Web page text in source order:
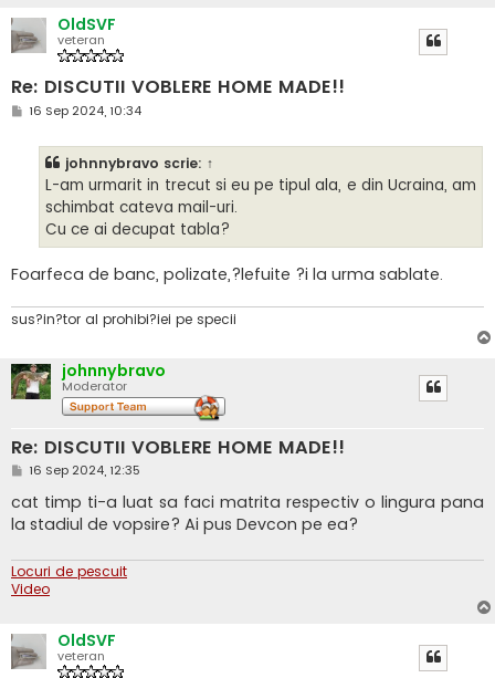
OldSVF
veteran
Re: DISCUTII VOBLERE HOME MADE!!
M
16 Sep 2024, 10:34
johnnybravo scrie: ↑
L-am urmarit in trecut si eu pe tipul ala, e din Ucraina, am
schimbat cateva mail-uri.
Cu ce ai decupat tabla?
Foarfeca de banc, polizate,?lefuite ?i la urma sablate.
sus?in?tor al prohibi?iei pe specii
johnnybravo
Moderator
Re: DISCUTII VOBLERE HOME MADE!!
M
s
a
j
16 Sep 2024, 12:35
cat timp ti-a luat sa faci matrita respectiv o lingura pana
la stadiul de vopsire? Ai pus Devcon pe ea?
Locuri de pescuit
Video
OldSVF
veteran